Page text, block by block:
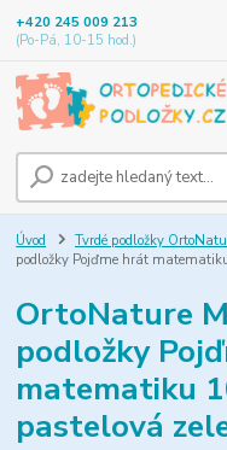
+420 245 009 213
(Po-Pá, 10-15 hod.)
Úvod Tvrdé podložky
podložky Pojďme hrát
OrtoNature
podložky
matematiku
pastelová